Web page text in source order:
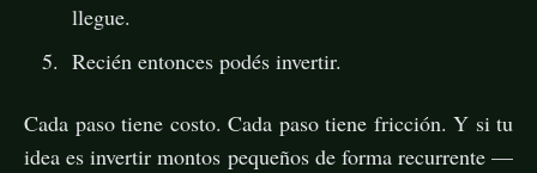
llegue.
Recién entonces podés invertir.
Cada paso tiene costo. Cada paso tiene fricción. Y si tu
idea es invertir montos pequeños de forma recurrente —